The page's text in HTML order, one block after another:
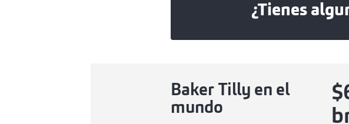
¿Tienes
Baker Tilly en el
mundo
$